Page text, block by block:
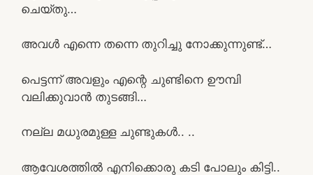
ചെയ്തു…
അവൾ എന്നെ തന്നെ തുറിച്ചു നോക്കുന്നുണ്ട്…
പെട്ടന്ന് അവളും എന്റെ ചുണ്ടിനെ ഊമ്പി
വലിക്കുവാൻ തുടങ്ങി…
നല്ല മധുരമുള്ള ചുണ്ടുകൾ.. ..
ആവേശത്തിൽ എനിക്കൊരു കടി പോലും കിട്ടി..